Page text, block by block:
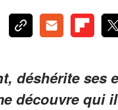
déshérite ses
découvre qui